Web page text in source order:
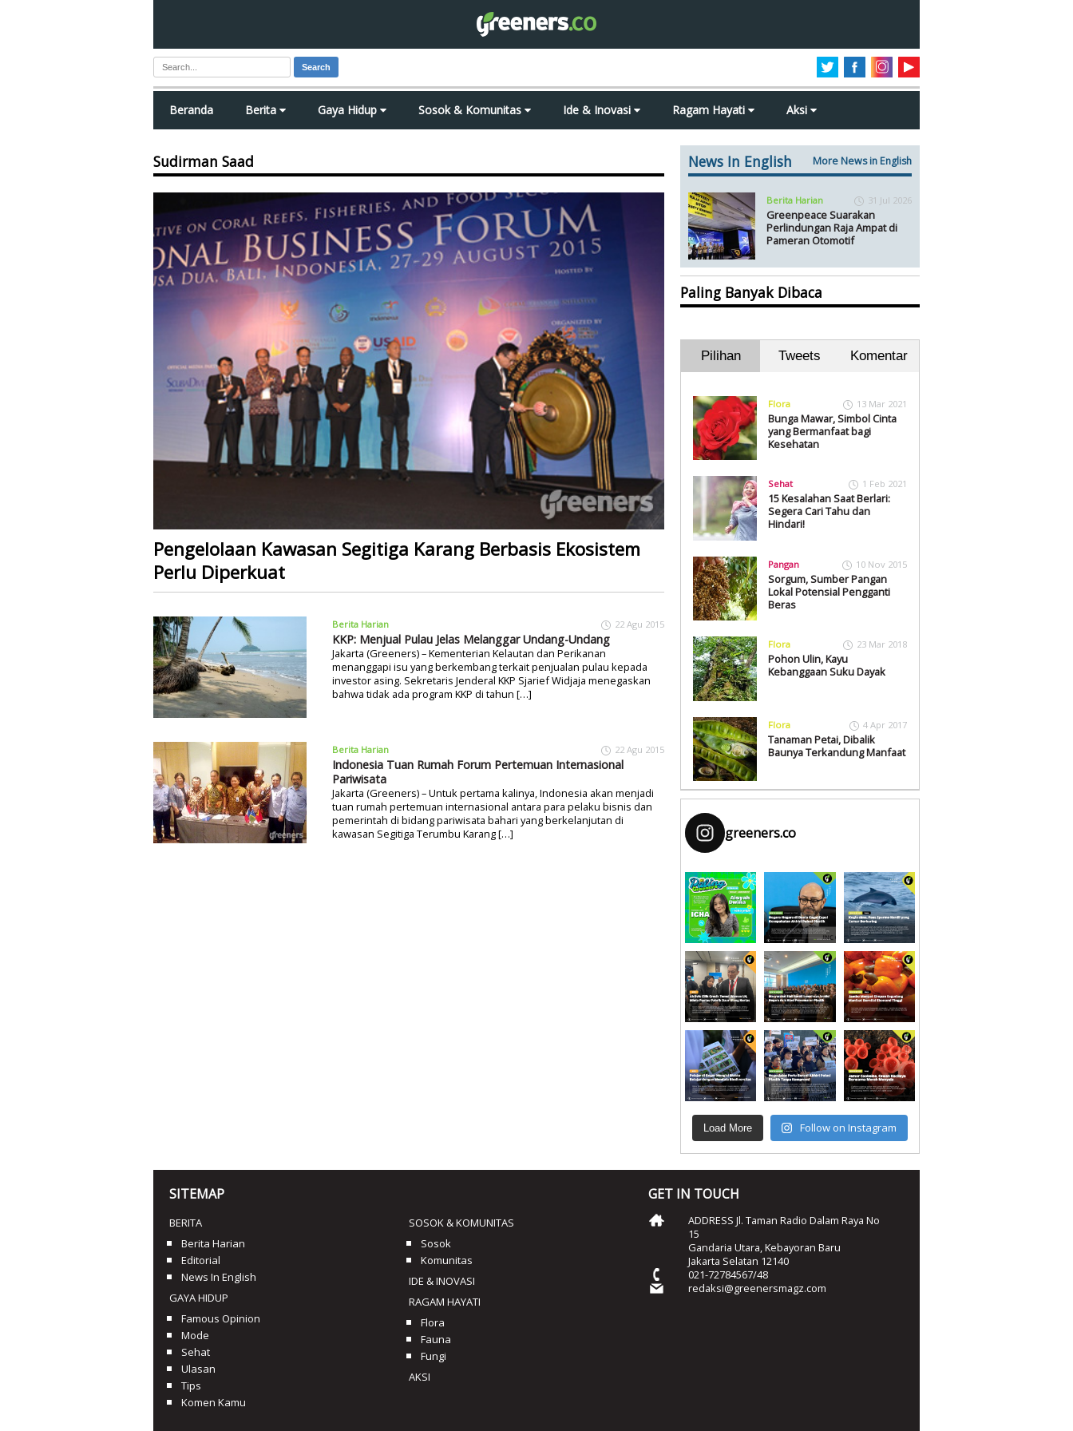
Search
Beranda Berita Gaya Hidup Sosok & Komunitas Ide & Inovasi Ragam Hayati Aksi
Sudirman Saad
Pengelolaan Kawasan Segitiga Karang Berbasis Ekosistem
Perlu Diperkuat
Berita Harian 22 Agu 2015
KKP: Menjual Pulau Jelas Melanggar Undang-Undang
Jakarta (Greeners) – Kementerian Kelautan dan Perikanan
menanggapi isu yang berkembang terkait penjualan pulau kepada
investor asing. Sekretaris Jenderal KKP Sjarief Widjaja menegaskan
bahwa tidak ada program KKP di tahun […]
Berita Harian 22 Agu 2015
Indonesia Tuan Rumah Forum Pertemuan Internasional
Pariwisata
Jakarta (Greeners) – Untuk pertama kalinya, Indonesia akan menjadi
tuan rumah pertemuan internasional antara para pelaku bisnis dan
pemerintah di bidang pariwisata bahari yang berkelanjutan di
kawasan Segitiga Terumbu Karang […]
News In English More News in English
Berita Harian 31 Jul 2026
Greenpeace Suarakan
Perlindungan Raja Ampat di
Pameran Otomotif
Paling Banyak Dibaca
Pilihan Tweets Komentar
Flora 13 Mar 2021
Bunga Mawar, Simbol Cinta
yang Bermanfaat bagi
Kesehatan
Sehat 1 Feb 2021
15 Kesalahan Saat Berlari:
Segera Cari Tahu dan
Hindari!
Pangan 10 Nov 2015
Sorgum, Sumber Pangan
Lokal Potensial Pengganti
Beras
Flora 23 Mar 2018
Pohon Ulin, Kayu
Kebanggaan Suku Dayak
Flora 4 Apr 2017
Tanaman Petai, Dibalik
Baunya Terkandung Manfaat
greeners.co
Load More Follow on Instagram
SITEMAP
BERITA
Berita Harian
Editorial
News In English
GAYA HIDUP
Famous Opinion
Mode
Sehat
Ulasan
Tips
Komen Kamu
SOSOK & KOMUNITAS
Sosok
Komunitas
IDE & INOVASI
RAGAM HAYATI
Flora
Fauna
Fungi
AKSI
GET IN TOUCH
ADDRESS Jl. Taman Radio Dalam Raya No
15
Gandaria Utara, Kebayoran Baru
Jakarta Selatan 12140
021-72784567/48
redaksi@greenersmagz.com